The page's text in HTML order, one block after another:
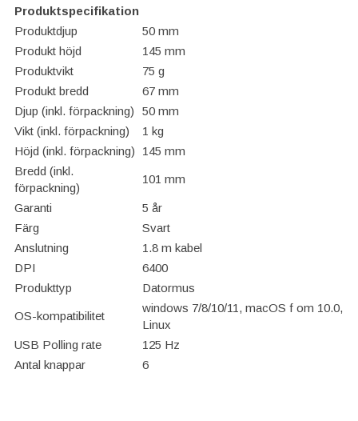
Produktspecifikation
Produktdjup
50 mm
Produkt höjd
145 mm
Produktvikt
75 g
Produkt bredd
67 mm
Djup (inkl. förpackning)
50 mm
Vikt (inkl. förpackning)
1 kg
Höjd (inkl. förpackning)
145 mm
Bredd (inkl.
förpackning)
101 mm
Garanti
5 år
Färg
Svart
Anslutning
1.8 m kabel
DPI
6400
Produkttyp
Datormus
OS-kompatibilitet
windows 7/8/10/11, macOS f om 10.0,
Linux
USB Polling rate
125 Hz
Antal knappar
6